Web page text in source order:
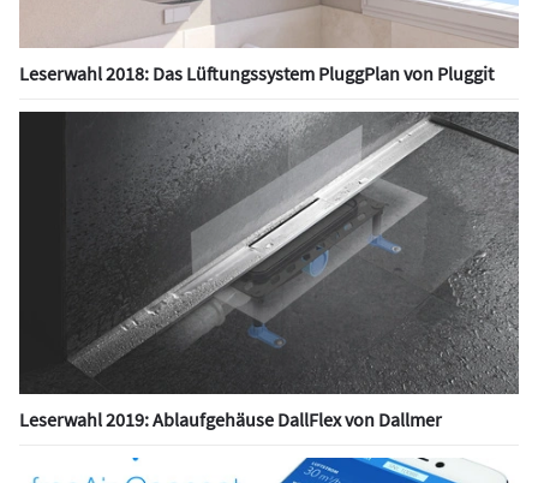
Leserwahl 2018: Das Lüftungssystem PluggPlan von Pluggit
Leserwahl 2019: Ablaufgehäuse DallFlex von Dallmer